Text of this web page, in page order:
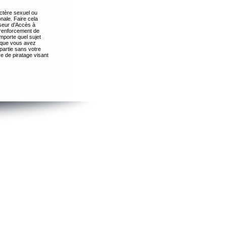
sexuel ou
Faire cela
d’Accès à
de
quel sujet
vous avez
sans votre
de piratage visant